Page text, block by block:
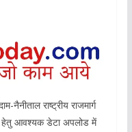
राष्ट्रीय राजमार्ग
हेतु आवश्यक डेटा अपलोड में